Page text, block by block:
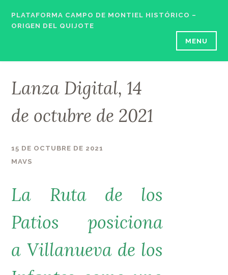
content
PLATAFORMA CAMPO DE MONTIEL HISTÓRICO –
ORIGEN DEL QUIJOTE
MENU
Lanza Digital, 14
de octubre de 2021
15 DE OCTUBRE DE 2021
MAVS
La Ruta de los
Patios posiciona
a Villanueva de los